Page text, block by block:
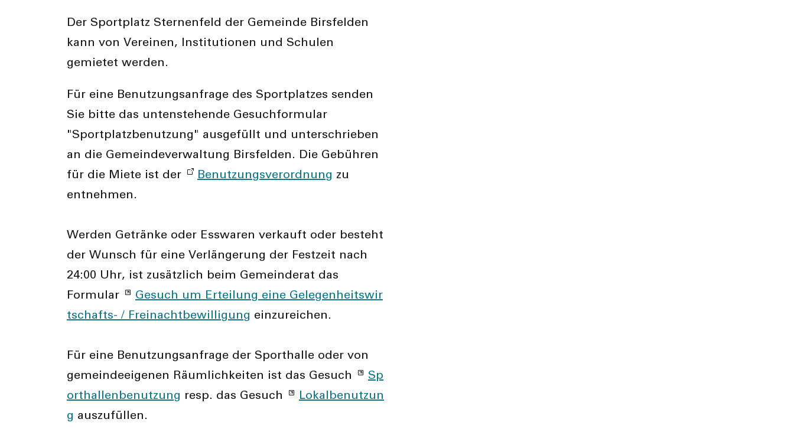
Der Sportplatz Sternenfeld der Gemeinde Birsfelden
kann von Vereinen, Institutionen und Schulen
gemietet werden.
Für eine Benutzungsanfrage des Sportplatzes senden
Sie bitte das untenstehende Gesuchformular
"Sportplatzbenutzung" ausgefüllt und unterschrieben
an die Gemeindeverwaltung Birsfelden. Die Gebühren
für die Miete ist der
Benutzungsverordnung zu
entnehmen.
Werden Getränke oder Esswaren verkauft oder besteht
der Wunsch für eine Verlängerung der Festzeit nach
24:00 Uhr, ist zusätzlich beim Gemeinderat das
Formular
Gesuch um Erteilung eine Gelegenheitswir
tschafts- / Freinachtbewilligung einzureichen.
Für eine Benutzungsanfrage der Sporthalle oder von
gemeindeeigenen Räumlichkeiten ist das Gesuch
Sp
orthallenbenutzung resp. das Gesuch
Lokalbenutzun
g auszufüllen.